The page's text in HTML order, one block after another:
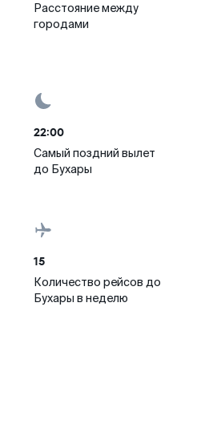
Расстояние между
городами
22:00
Самый поздний вылет
до Бухары
15
Количество рейсов до
Бухары в неделю